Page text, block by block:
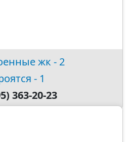
жк - 2
- 1
363-20-23